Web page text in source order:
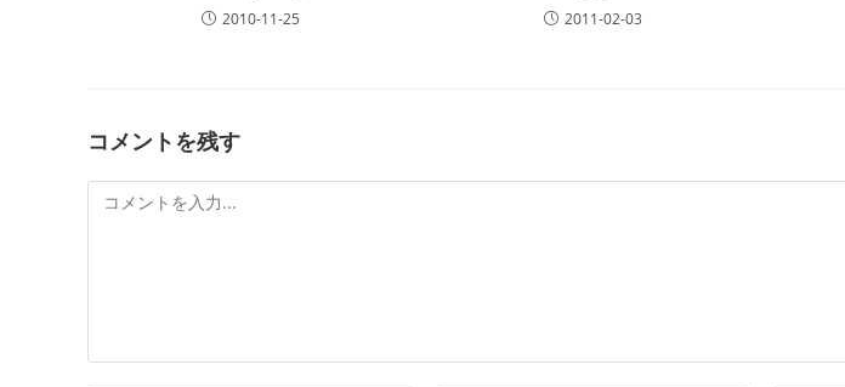
2010-11-25 2011-02-03
コメントを残す